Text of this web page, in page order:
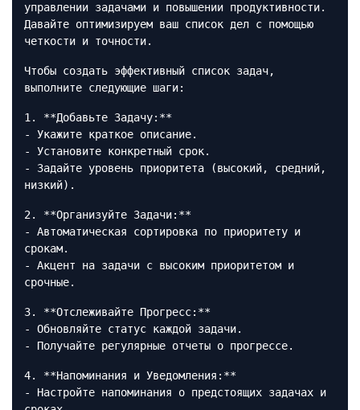
управлении задачами и повышении продуктивности.
Давайте оптимизируем ваш список дел с помощью
четкости и точности.
Чтобы создать эффективный список задач,
выполните следующие шаги:
1. **Добавьте Задачу:**
- Укажите краткое описание.
- Установите конкретный срок.
- Задайте уровень приоритета (высокий, средний,
низкий).
2. **Организуйте Задачи:**
- Автоматическая сортировка по приоритету и
срокам.
- Акцент на задачи с высоким приоритетом и
срочные.
3. **Отслеживайте Прогресс:**
- Обновляйте статус каждой задачи.
- Получайте регулярные отчеты о прогрессе.
4. **Напоминания и Уведомления:**
- Настройте напоминания о предстоящих задачах и